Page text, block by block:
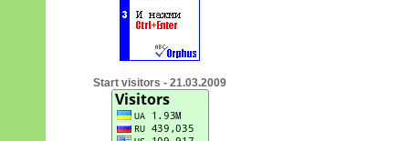
Start visitors - 21.03.2009